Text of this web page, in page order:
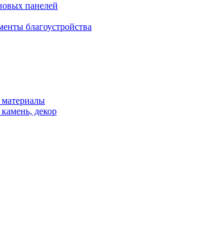
панелей
благоустройства
декор